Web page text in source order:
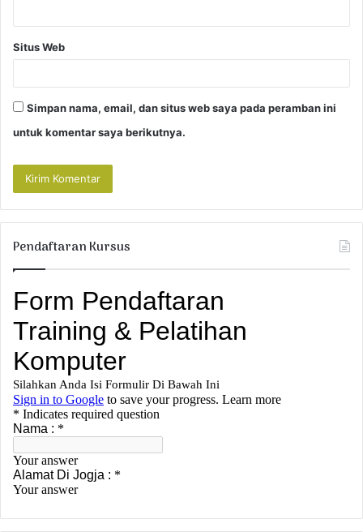
Situs Web
Simpan nama, email, dan situs web saya pada peramban ini
untuk komentar saya berikutnya.
Pendaftaran Kursus